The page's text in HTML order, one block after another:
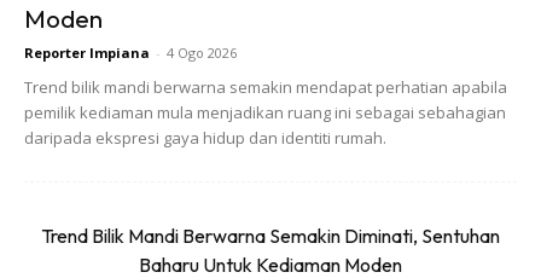
Moden
Reporter Impiana - 4 Ogo 2026
Trend bilik mandi berwarna semakin mendapat perhatian apabila
pemilik kediaman mula menjadikan ruang ini sebagai sebahagian
daripada ekspresi gaya hidup dan identiti rumah.
Trend Bilik Mandi Berwarna Semakin Diminati, Sentuhan
Baharu Untuk Kediaman Moden